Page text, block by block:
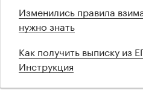
Изменились правила
нужно знать
Как получить выписку из
Инструкция